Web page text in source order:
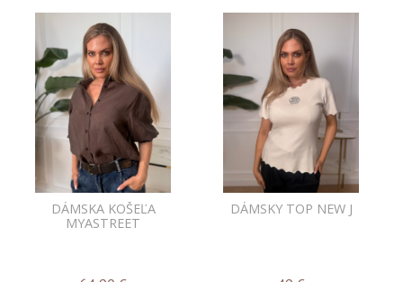
DÁMSKA KOŠEĽA
MYASTREET
DÁMSKY TOP NEW J